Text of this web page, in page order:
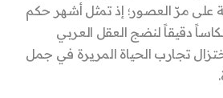
على مرّ العصور؛ إذ تمثل أشهر حكم
دقيقاً لنضج العقل العربي
تجارب الحياة المريرة في جمل